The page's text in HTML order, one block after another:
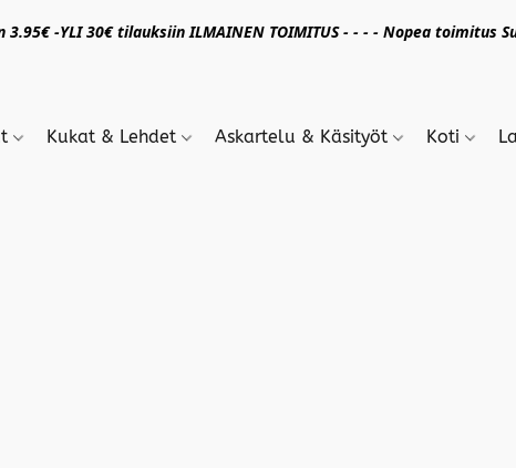
3.95€ -YLI 30€ tilauksiin ILMAINEN TOIMITUS - - - - Nopea toimitus
Kukat & Lehdet Askartelu & Käsityöt Koti